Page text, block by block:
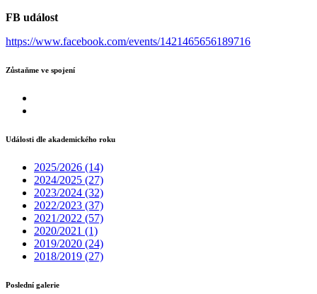
FB událost
https://www.facebook.com/events/1421465656189716
Zůstaňme ve spojení
Události dle akademického roku
2025/2026 (14)
2024/2025 (27)
2023/2024 (32)
2022/2023 (37)
2021/2022 (57)
2020/2021 (1)
2019/2020 (24)
2018/2019 (27)
Poslední galerie